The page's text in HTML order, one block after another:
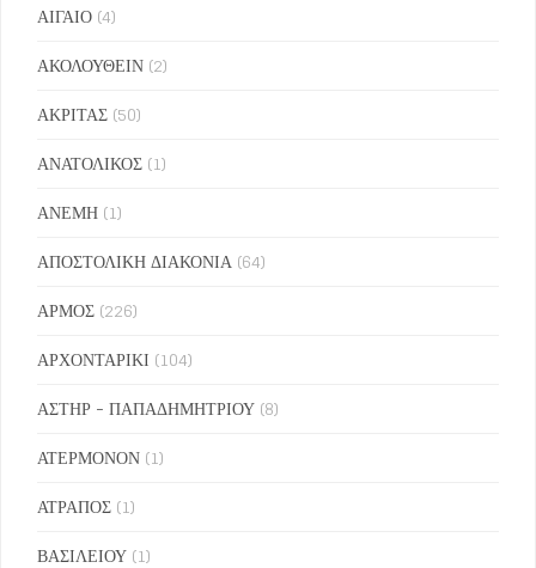
ΑΙΓΑΙΟ (4)
ΑΚΟΛΟΥΘΕΙΝ (2)
ΑΚΡΙΤΑΣ (50)
ΑΝΑΤΟΛΙΚΟΣ (1)
ΑΝΕΜΗ (1)
ΑΠΟΣΤΟΛΙΚΗ ΔΙΑΚΟΝΙΑ (64)
ΑΡΜΟΣ (226)
ΑΡΧΟΝΤΑΡΙΚΙ (104)
ΑΣΤΗΡ - ΠΑΠΑΔΗΜΗΤΡΙΟΥ (8)
ΑΤΕΡΜΟΝΟΝ (1)
ΑΤΡΑΠΟΣ (1)
ΒΑΣΙΛΕΙΟΥ (1)